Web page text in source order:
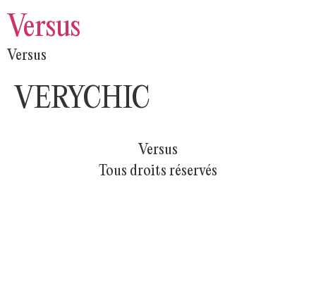
Versus
Versus
VERYCHIC
Versus
Tous droits réservés